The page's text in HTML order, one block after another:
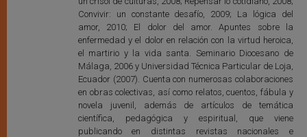
Convivir: un constante desafío, 2009; La lógica del
amor, 2010; El dolor del amor. Apuntes sobre la
enfermedad y el dolor en relación con la virtud heroica,
el martirio y la vida santa. Seminario Diocesano de
Málaga, 2006 y Universidad Técnica Particular de Loja,
Ecuador (2007). Cuenta con numerosas colaboraciones
en obras colectivas, así como relatos, cuentos, fábula y
novela juvenil, además de artículos de temática
científica, pedagógica y espiritual, que viene
publicando en distintas revistas nacionales e